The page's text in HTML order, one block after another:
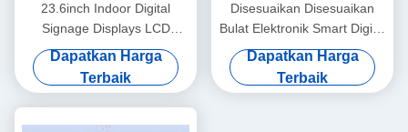
23.6inch Indoor Digital
Signage Displays LCD
1280*1280 Smart Round
HDMI Monitor
Dapatkan Harga
Terbaik
Disesuaikan Disesuaikan
Bulat Elektronik Smart Digital
Makeup Mirror dengan
700nits Kecerahan
Dapatkan Harga
Terbaik